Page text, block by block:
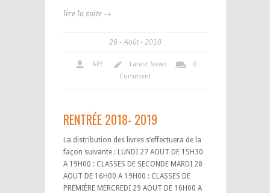
lire la suite →
26 Août 2018
APE Latest News
0
Comment
RENTRÉE 2018- 2019
La distribution des livres s’effectuera de la
façon suivante : LUNDI 27 AOUT DE 15H30
A 19H00 : CLASSES DE SECONDE MARDI 28
AOUT DE 16H00 A 19H00 : CLASSES DE
PREMIÈRE MERCREDI 29 AOUT DE 16H00 A